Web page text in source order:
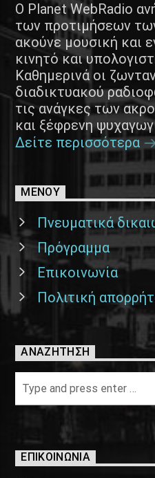
Ο Planet WebRadio
των προτιμήσεων
ακούνε μουσική και
κινητό και
Καθημερινά οι
διαδικτυακού
τις ανάγκες των
και ξέφρενη
Δείτε περισσότερα
ΜΕΝΟΥ
Πνευματικά
Πρόγραμμα
Επικοινωνία
Πολιτική
ΑΝΑΖΉΤΗΣΗ
ΕΠΙΚΟΙΝΩΝΊΑ